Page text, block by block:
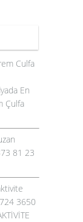
Culfa
En
Çulfa
81 23
3650